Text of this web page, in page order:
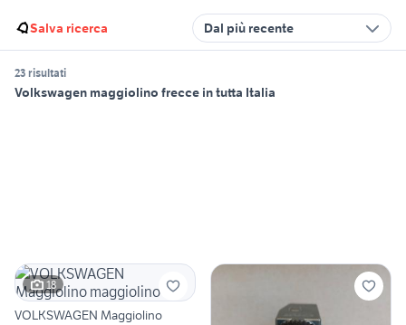
Salva ricerca Dal più recente
23 risultati
Volkswagen maggiolino frecce in tutta Italia
18
VOLKSWAGEN Maggiolino